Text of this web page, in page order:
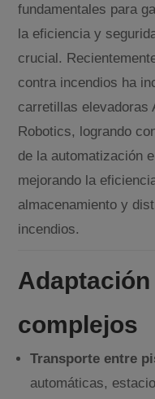
fundamentales para
la eficiencia y
crucial.
contra incendios ha
carretillas elevadoras
Robotics, logrando
de la automatización
mejorando la
almacenamiento y
incendios.
complejos
Transporte entre
automáticas,